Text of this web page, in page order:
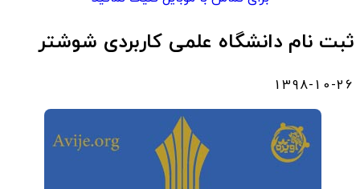
ثبت نام دانشگاه علمی کاربردی شوشتر
1398-10-26